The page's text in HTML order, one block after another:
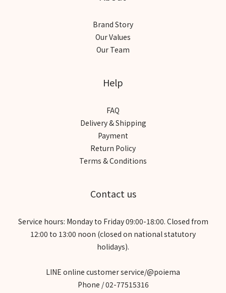
Brand Story
Our Values
Our Team
Help
FAQ
Delivery & Shipping
Payment
Return Policy
Terms & Conditions
Contact us
Service hours: Monday to Friday 09:00-18:00. Closed from
12:00 to 13:00 noon (closed on national statutory
holidays).
LINE online customer service/@poiema
Phone / 02-77515316